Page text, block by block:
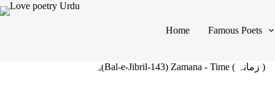
Home Famous Poets